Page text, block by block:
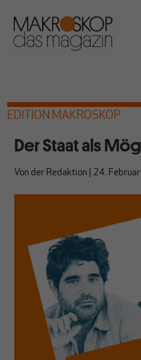
EDITION MAKROSKOP
Der Staat als
Von der Redaktion 24.